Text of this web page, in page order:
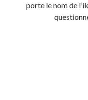
porte le nom de